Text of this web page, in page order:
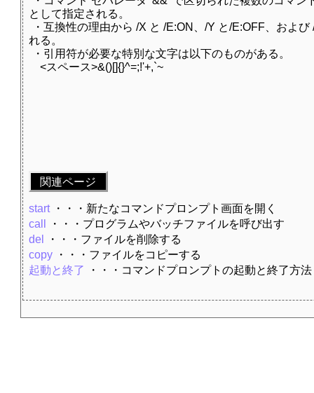
として指定される。
・互換性の理由から /X と /E:ON、/Y と/E:OFF、およ
れる。
・引用符が必要な特別な文字は以下のものがある。
<スペース>&()[]{}^=;!'+,`~
関連ページ
start・・・新たなコマンドプロンプト画面を開く
call ・・・プログラムやバッチファイルを呼び出す
del ・・・ファイルを削除する
copy ・・・ファイルをコピーする
起動と終了
・・・コマンドプロンプトの起動と終了方法